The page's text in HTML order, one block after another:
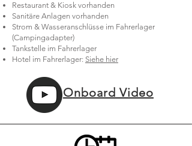
Restaurant & Kiosk vorhanden
Sanitäre Anlagen vorhanden
Strom & Wasseranschlüsse im Fahrerlager
(Campingadapter)
Tankstelle im Fahrerlager
Hotel im Fahrerlager: Siehe hier
Onboard Video